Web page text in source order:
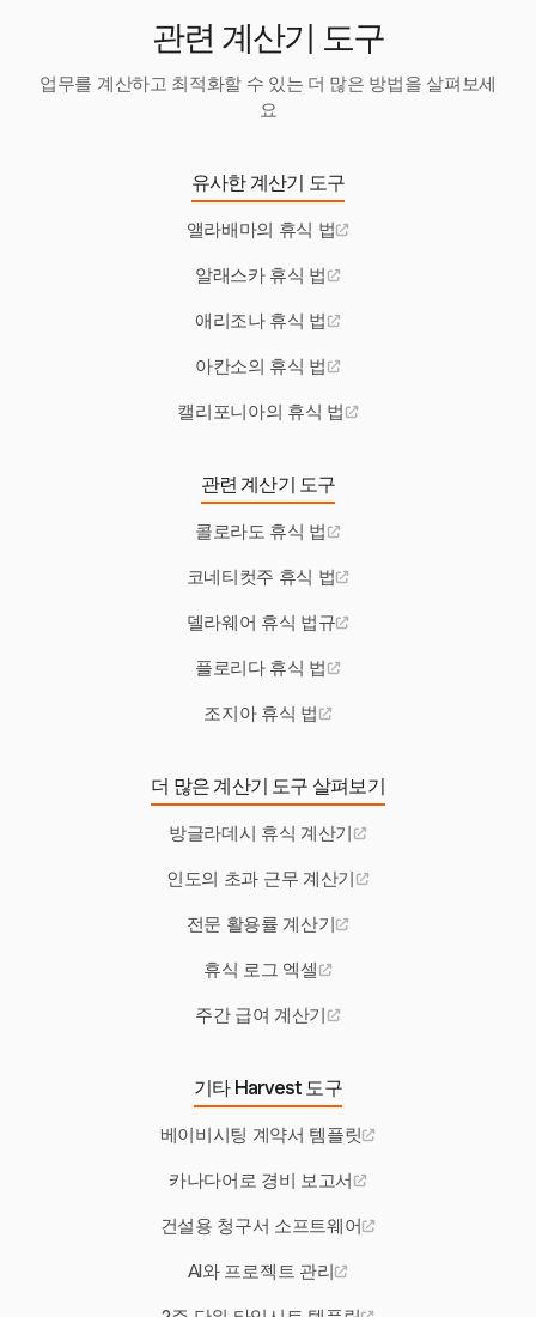
관련 계산기 도구
업무를 계산하고 최적화할 수 있는 더 많은 방법을 살펴보세
요
유사한 계산기 도구
앨라배마의 휴식 법
알래스카 휴식 법
애리조나 휴식 법
아칸소의 휴식 법
캘리포니아의 휴식 법
관련 계산기 도구
콜로라도 휴식 법
코네티컷주 휴식 법
델라웨어 휴식 법규
플로리다 휴식 법
조지아 휴식 법
더 많은 계산기 도구 살펴보기
방글라데시 휴식 계산기
인도의 초과 근무 계산기
전문 활용률 계산기
휴식 로그 엑셀
주간 급여 계산기
기타 Harvest 도구
베이비시팅 계약서 템플릿
카나다어로 경비 보고서
건설용 청구서 소프트웨어
AI와 프로젝트 관리